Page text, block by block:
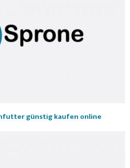
günstig kaufen online